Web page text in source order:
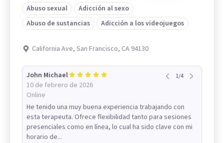
Abuso sexual
Adicción al sexo
Abuso de sustancias
Adicción a los videojuegos
California Ave, San Francisco, CA 94130
John Michael
10 de febrero de 2026
Online
1/4
He tenido una muy buena experiencia trabajando con
esta terapeuta. Ofrece flexibilidad tanto para sesiones
presenciales como en línea, lo cual ha sido clave con mi
horario de...